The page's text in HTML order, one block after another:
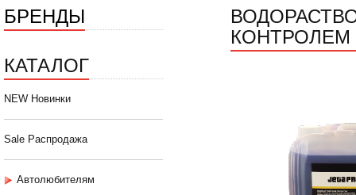
БРЕНДЫ
КАТАЛОГ
NEW Новинки
Sale Распродажа
Автолюбителям
КОНТРОЛЕМ